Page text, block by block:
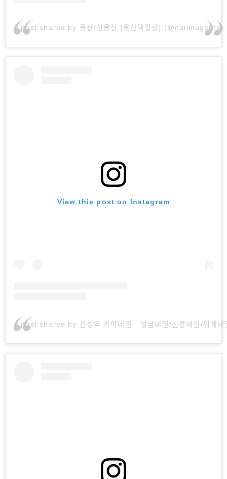
A post shared by 용산/신용산 [용산댁일상] (@nailmagenta)
View this post on Instagram
A post shared by 산성역 카야네일 · 성남네일/신흥네일/위례